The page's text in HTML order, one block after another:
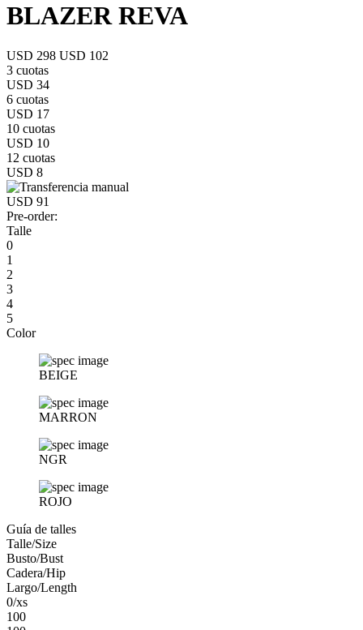
BLAZER REVA
USD 298 USD 102
3 cuotas
USD 34
6 cuotas
USD 17
10 cuotas
USD 10
12 cuotas
USD 8
USD 91
Pre-order:
Talle
0
1
2
3
4
5
Color
BEIGE
MARRON
NGR
ROJO
Guía de talles
Talle/Size
Busto/Bust
Cadera/Hip
Largo/Length
0/xs
100